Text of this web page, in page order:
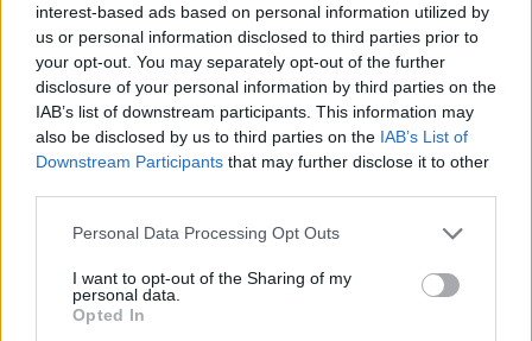
interest-based ads based on personal information utilized by
us or personal information disclosed to third parties prior to
your opt-out. You may separately opt-out of the further
disclosure of your personal information by third parties on the
IAB’s list of downstream participants. This information may
also be disclosed by us to third parties on the IAB’s List of
Downstream Participants that may further disclose it to other
Please note that this website/app uses one or more Google
not limited to your visit or usage behaviour. You may click to
grant or deny consent to Google and its third-party tags to
use your data for below specified purposes in below Google
Personal Data Processing Opt Outs
I want to opt-out of the Sharing of my
personal data.
Opted In
2026.08.05. Kiss Lajos
Ilyenek eddig a tapasztalatok a vendégektől – a
fogadják a helyiek az ingyenes strandolás lehetőségét, amit